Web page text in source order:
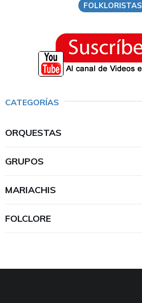
FOLKLORISTAS
CATEGORÍAS
ORQUESTAS
GRUPOS
MARIACHIS
FOLCLORE